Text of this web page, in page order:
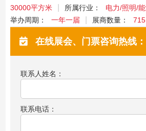
30000平方米
所属行业：
电力/照明/
举办周期：
一年一届 展商数量： 715
在线展会、门票咨询热线
联系人姓名：
联系电话：